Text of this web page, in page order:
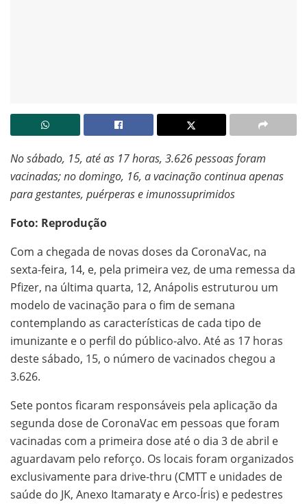
No sábado, 15, até as 17 horas, 3.626 pessoas foram
vacinadas; no domingo, 16, a vacinação continua apenas
para gestantes, puérperas e imunossuprimidos
Foto: Reprodução
Com a chegada de novas doses da CoronaVac, na
sexta-feira, 14, e, pela primeira vez, de uma remessa da
Pfizer, na última quarta, 12, Anápolis estruturou um
modelo de vacinação para o fim de semana
contemplando as características de cada tipo de
imunizante e o perfil do público-alvo. Até as 17 horas
deste sábado, 15, o número de vacinados chegou a
3.626.
Sete pontos ficaram responsáveis pela aplicação da
segunda dose de CoronaVac em pessoas que foram
vacinadas com a primeira dose até o dia 3 de abril e
aguardavam pelo reforço. Os locais foram organizados
exclusivamente para drive-thru (CMTT e unidades de
saúde do JK, Anexo Itamaraty e Arco-Íris) e pedestres